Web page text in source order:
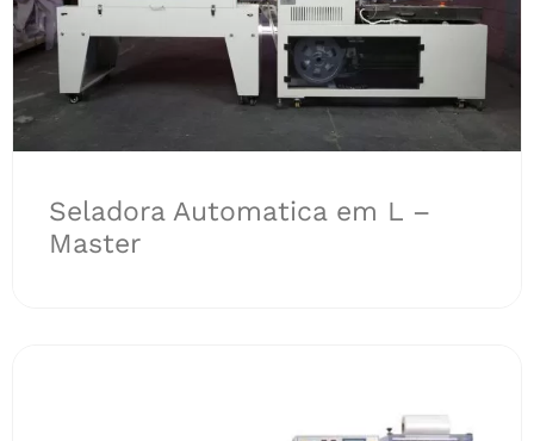
Seladora Automatica em L –
Master